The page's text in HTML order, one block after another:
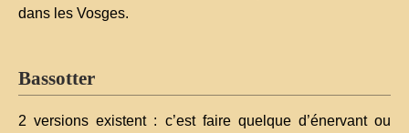
dans les Vosges.
Bassotter
2 versions existent : c’est faire quelque d’énervant ou